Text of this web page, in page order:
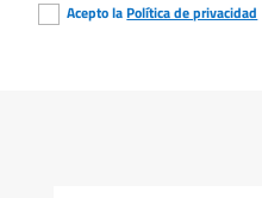
Acepto laPolítica de privacidad